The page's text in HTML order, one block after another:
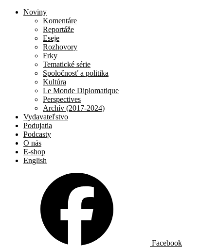
Noviny
Komentáre
Reportáže
Eseje
Rozhovory
Frky
Tematické série
Spoločnosť a politika
Kultúra
Le Monde Diplomatique
Perspectives
Archív (2017-2024)
Vydavateľstvo
Podujatia
Podcasty
O nás
E-shop
English
Facebook